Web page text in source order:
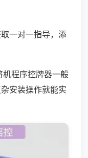
一对一指导，添
程序控牌器一般
安装操作就能实